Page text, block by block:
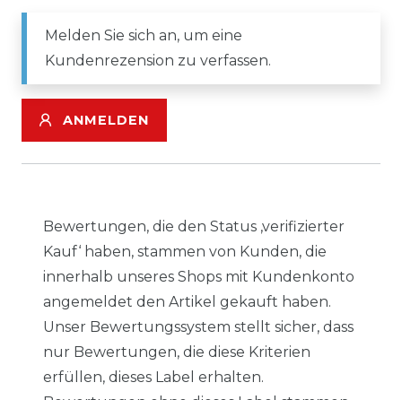
Melden Sie sich an, um eine
Kundenrezension zu verfassen.
ANMELDEN
Bewertungen, die den Status ‚verifizierter
Kauf‘ haben, stammen von Kunden, die
innerhalb unseres Shops mit Kundenkonto
angemeldet den Artikel gekauft haben.
Unser Bewertungssystem stellt sicher, dass
nur Bewertungen, die diese Kriterien
erfüllen, dieses Label erhalten.